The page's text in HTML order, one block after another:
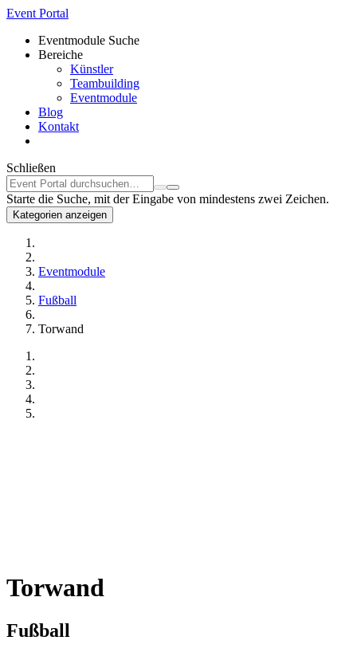
Event Portal
Eventmodule Suche
Bereiche
Künstler
Teambuilding
Eventmodule
Blog
Kontakt
Schließen
Starte die Suche, mit der Eingabe von mindestens zwei Zeichen.
Kategorien anzeigen
Eventmodule
Fußball
Torwand
Torwand
Fußball